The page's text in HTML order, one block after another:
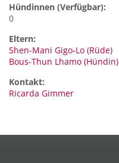
Hündinnen (Verfügbar):
0
Eltern:
Shen-Mani Gigo-Lo (Rüde)
Bous-Thun Lhamo (Hündin)
Kontakt:
Ricarda Gimmer